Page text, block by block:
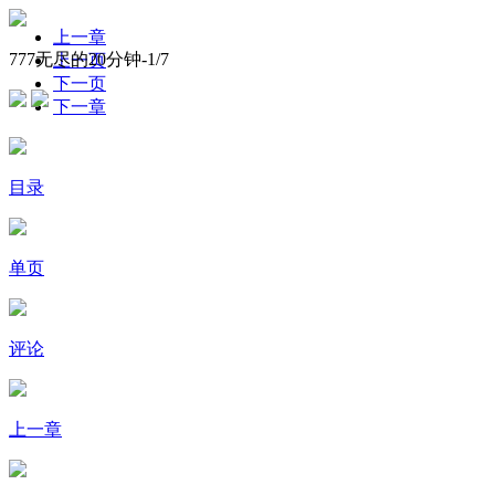
777无尽的20分钟-1/7
上一章
上一页
下一页
下一章
目录
单页
评论
上一章